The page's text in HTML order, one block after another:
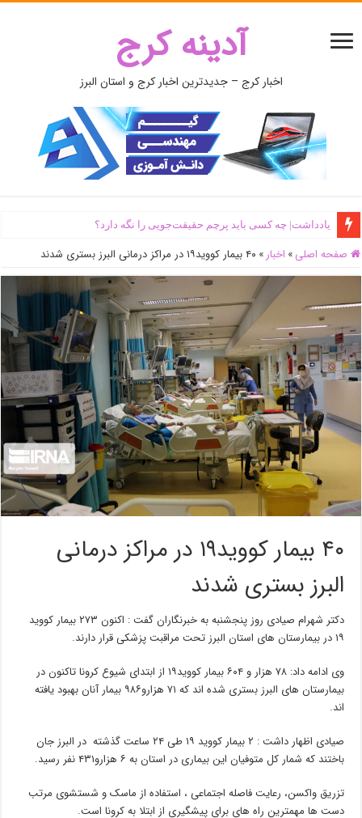
آدینه کرج
اخبار کرج – جدیدترین اخبار کرج و استان البرز
یادداشت| ‌چه کسی باید پرچم حقیقت‌جویی را نگه دارد؟
صفحه اصلی » اخبار » ۴۰ بیمار کووید۱۹ در مراکز درمانی البرز بستری شدند
۴۰ بیمار کووید۱۹ در مراکز درمانی
البرز بستری شدند
دکتر شهرام صیادی روز پنجشنبه به خبرنگاران گفت : اکنون ۲۷۳ بیمار کووید
۱۹ در بیمارستان های استان البرز تحت مراقبت پزشکی قرار دارند.
وی ادامه داد: ۷۸ هزار و ۶۰۴ بیمار کووید۱۹ از ابتدای شیوع کرونا تاکنون در
بیمارستان های البرز بستری شده اند که ۷۱ هزارو۹۸۶ بیمار آنان بهبود یافته
اند.
صیادی اظهار داشت : ۲ بیمار کووید ۱۹ طی ۲۴ ساعت گذشته در البرز جان
باختند که شمار کل متوفیان این بیماری در استان به ۶ هزارو۴۳۱ نفر رسید.
تزریق واکسن، رعایت فاصله اجتماعی ، استفاده از ماسک و شستشوی مرتب
دست ها مهمترین راه های برای پیشگیری از ابتلا به کرونا است.